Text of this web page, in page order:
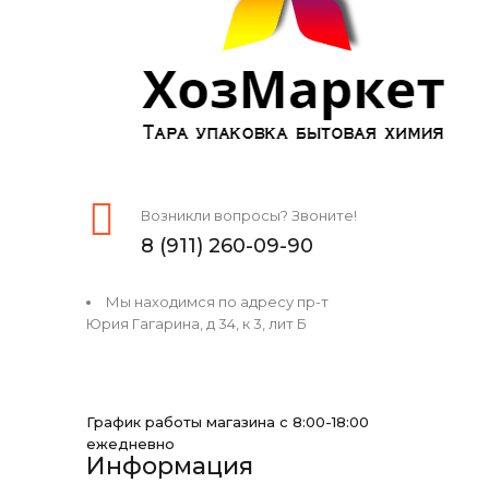
Возникли вопросы? Звоните!
8 (911) 260-09-90
Мы находимся по адресу пр-т
Юрия Гагарина, д 34, к 3, лит Б
График работы магазина с 8:00-18:00
ежедневно
Информация